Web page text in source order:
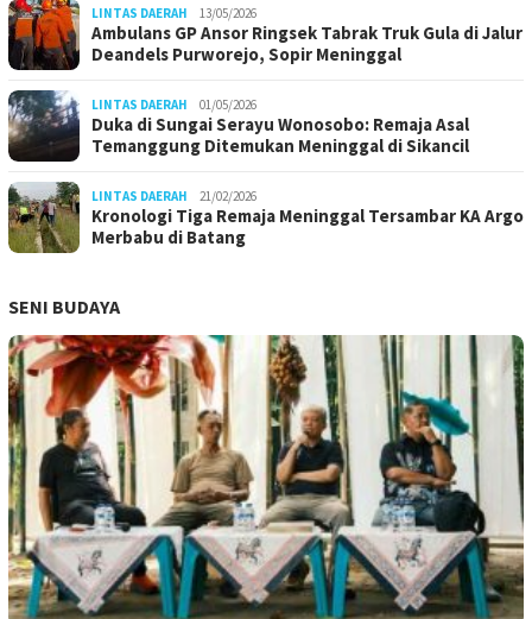
LINTAS DAERAH 13/05/2026
Ambulans GP Ansor Ringsek Tabrak Truk Gula di Jalur
Deandels Purworejo, Sopir Meninggal
LINTAS DAERAH 01/05/2026
Duka di Sungai Serayu Wonosobo: Remaja Asal
Temanggung Ditemukan Meninggal di Sikancil
LINTAS DAERAH 21/02/2026
Kronologi Tiga Remaja Meninggal Tersambar KA Argo
Merbabu di Batang
SENI BUDAYA